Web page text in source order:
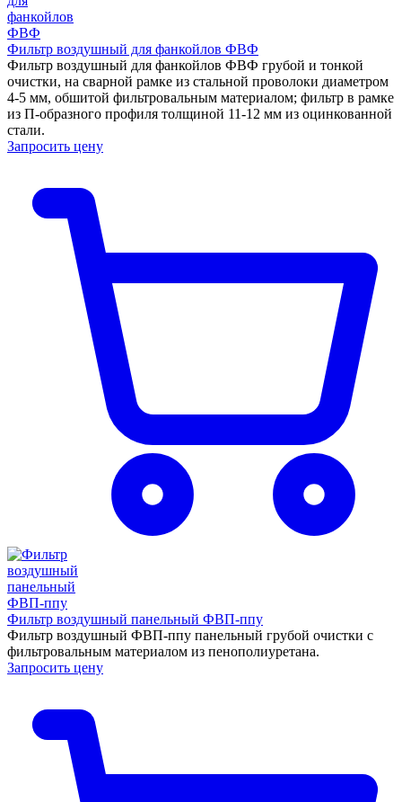
Фильтр воздушный для фанкойлов ФВФ
Фильтр воздушный для фанкойлов ФВФ грубой и тонкой
очистки, на сварной рамке из стальной проволоки диаметром
4-5 мм, обшитой фильтровальным материалом; фильтр в рамке
из П-образного профиля толщиной 11-12 мм из оцинкованной
стали.
Запросить цену
Фильтр воздушный панельный ФВП-ппу
Фильтр воздушный ФВП-ппу панельный грубой очистки с
фильтровальным материалом из пенополиуретана.
Запросить цену